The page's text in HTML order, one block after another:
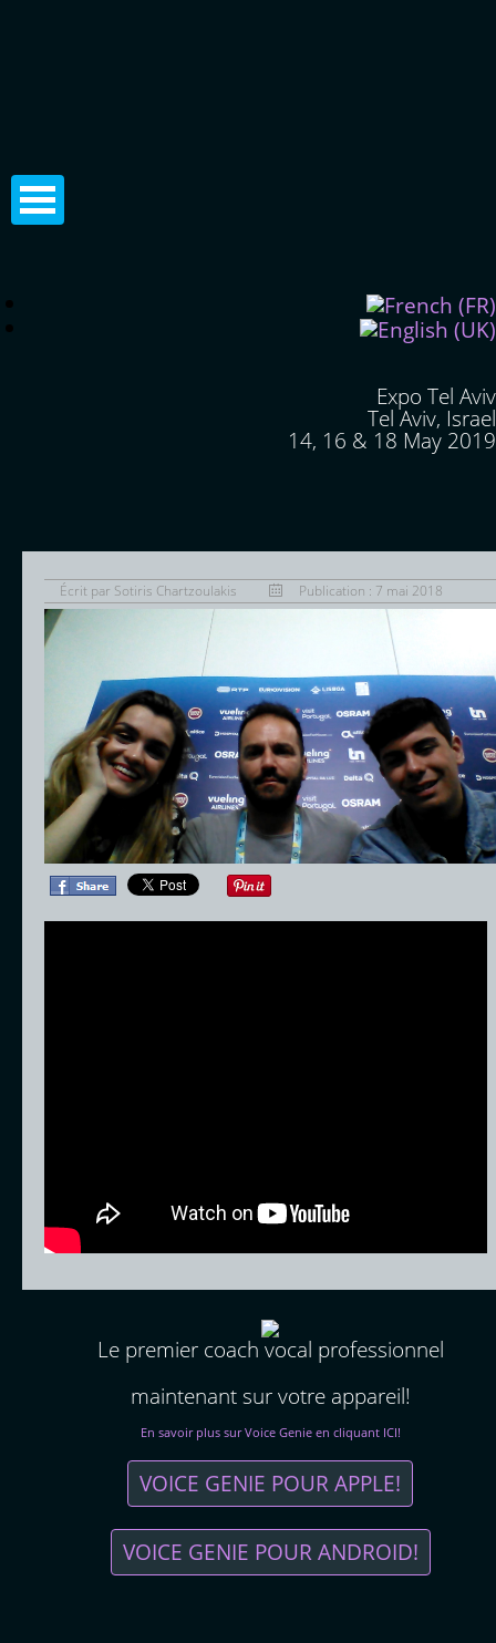
Expo Tel Aviv
Tel Aviv, Israel
14, 16 & 18 May 2019
Écrit par Sotiris Chartzoulakis Publication : 7 mai 2018
Le premier coach vocal professionnel
maintenant sur votre appareil!
En savoir plus sur Voice Genie en cliquant ICI!
VOICE GENIE POUR APPLE!
VOICE GENIE POUR ANDROID!